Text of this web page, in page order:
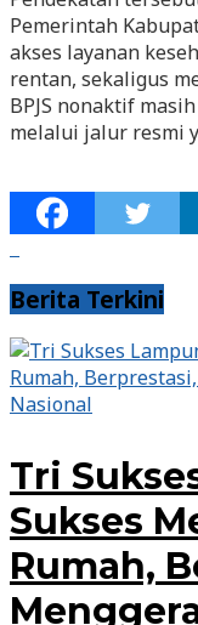
Pemerintah
akses layanan
rentan, sekaligus
BPJS nonaktif
melalui jalur resmi
Berita Terkini
Nasional
Tri
Sukses
Rumah,